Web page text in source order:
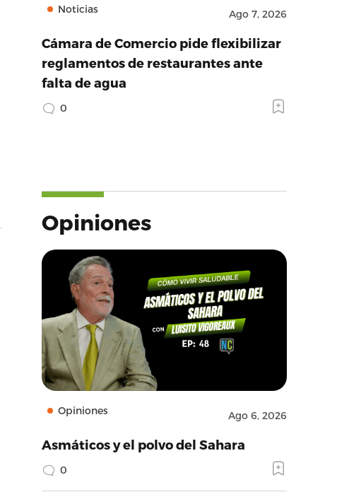
Noticias Ago 7, 2026
Cámara de Comercio pide flexibilizar
reglamentos de restaurantes ante
falta de agua
0
Opiniones
Opiniones Ago 6, 2026
Asmáticos y el polvo del Sahara
0